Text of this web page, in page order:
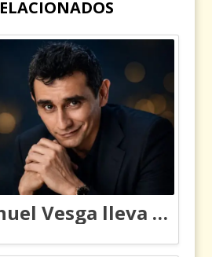
Carlos Manuel Vesga lleva el nombre de Colombia a los Emmy